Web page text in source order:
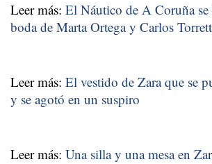
Leer más: El Náutico de A Coruña
boda de Marta Ortega y Carlos
Leer más: El vestido de Zara que se
y se agotó en un suspiro
Leer más: Una silla y una mesa en